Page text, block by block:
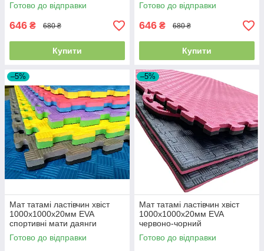
Готово до відправки
646 ₴ 680 ₴
Купити
Готово до відправки
646 ₴ 680 ₴
Купити
–5%
Мат татамі ластівчин хвіст
1000х1000х20мм EVA
спортивні мати даянги
Готово до відправки
–5%
Мат татамі ластівчин хвіст
1000х1000х20мм EVA
червоно-чорний
Готово до відправки